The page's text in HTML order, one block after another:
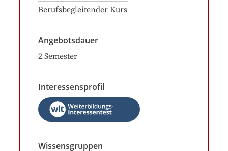
Berufsbegleitender Kurs
Angebotsdauer
2 Semester
Interessensprofil
Wissensgruppen